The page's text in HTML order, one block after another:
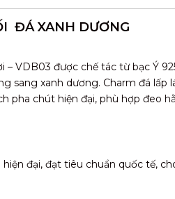
ĐÁ XANH DƯƠNG
– VDB03 được chế tác từ bạc Ý
sang xanh dương. Charm đá lấp
pha chút hiện đại, phù hợp đeo
đại, đạt tiêu chuẩn quốc tế,